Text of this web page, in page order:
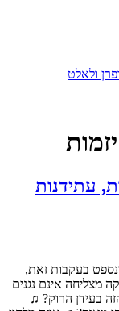
ולאלט
עתידנות
בעקבות זאת,
מצליחה אינם נגנים
בעידן הרוק? ♫